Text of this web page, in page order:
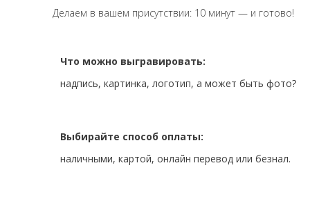
Делаем в вашем присутствии: 10 минут — и готово!
Что можно выгравировать:
надпись, картинка, логотип, а может быть фото?
Выбирайте способ оплаты:
наличными, картой, онлайн перевод или безнал.